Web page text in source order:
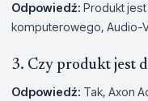
Odpowiedź: Produkt
komputerowego, Audio-
3. Czy produkt jest
Odpowiedź: Tak, Axon